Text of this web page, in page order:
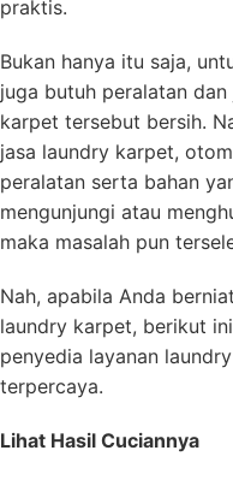
praktis.
Bukan hanya itu saja,
juga butuh peralatan
karpet tersebut bersih.
jasa laundry karpet,
peralatan serta bahan
mengunjungi atau
maka masalah pun
Nah, apabila Anda
laundry karpet, berikut
penyedia layanan
terpercaya.
Lihat Hasil Cuciannya